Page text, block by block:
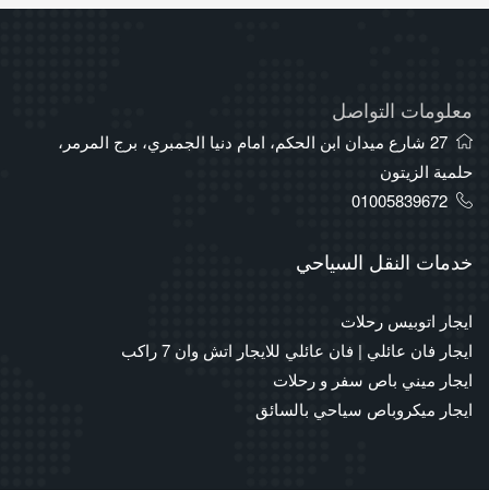
معلومات التواصل
27 شارع ميدان ابن الحكم، امام دنيا الجمبري، برج المرمر،
حلمية الزيتون
01005839672
خدمات النقل السياحي
ايجار اتوبيس رحلات
ايجار فان عائلي | فان عائلي للايجار اتش وان 7 راكب
ايجار ميني باص سفر و رحلات
ايجار ميكروباص سياحي بالسائق